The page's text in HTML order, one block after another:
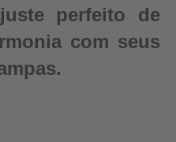
perfeito de
com seus